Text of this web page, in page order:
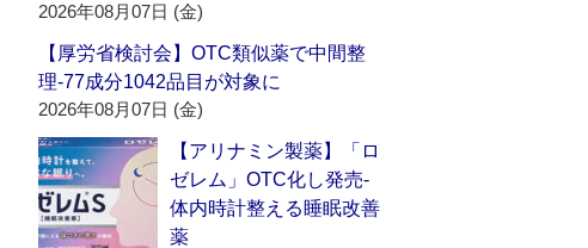
2026年08月07日 (金)
【厚労省検討会】OTC類似薬で中間整
理‐77成分1042品目が対象に
2026年08月07日 (金)
【アリナミン製薬】「ロ
ゼレム」OTC化し発売‐
体内時計整える睡眠改善
薬